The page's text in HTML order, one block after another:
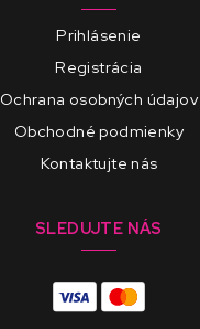
Prihlásenie
Registrácia
Ochrana osobných údajov
Obchodné podmienky
Kontaktujte nás
SLEDUJTE NÁS